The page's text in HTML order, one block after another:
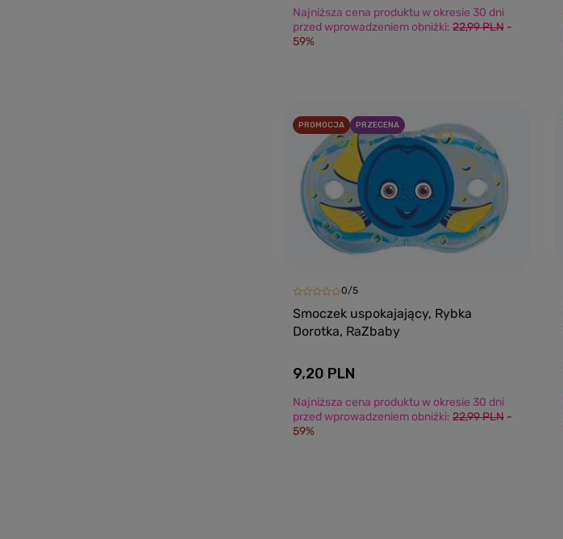
Najniższa cena produktu w okresie 30 dni
przed wprowadzeniem obniżki: 22,99 PLN -
59%
PROMOCJA PRZECENA
0/5
Smoczek uspokajający, Rybka
Dorotka, RaZbaby
9,20 PLN
Najniższa cena produktu w okresie 30 dni
przed wprowadzeniem obniżki: 22,99 PLN -
59%